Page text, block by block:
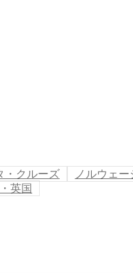
・クルーズ ノルウェ
英国